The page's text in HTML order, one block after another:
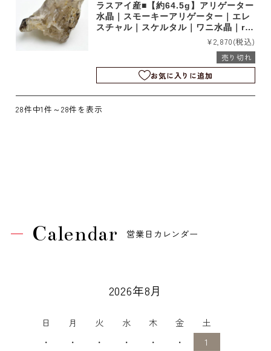
ラスアイ産■【約64.5g】アリゲーター
水晶｜スモーキーアリゲーター｜エレ
スチャル｜スケルタル｜ワニ水晶｜rm
¥2,870(税込)
売り切れ
お気に入りに追加
28件中1件～28件を表示
Calendar 営業日カレンダー
2026年8月
日 月 火 水 木 金
土
・
・ ・ ・ ・ ・
1